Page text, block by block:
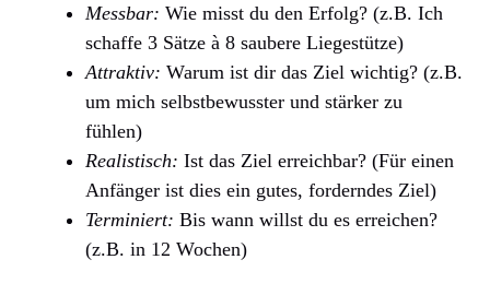
Messbar: Wie misst du den Erfolg? (z.B. Ich
schaffe 3 Sätze à 8 saubere Liegestütze)
Attraktiv: Warum ist dir das Ziel wichtig? (z.B.
um mich selbstbewusster und stärker zu
fühlen)
Realistisch: Ist das Ziel erreichbar? (Für einen
Anfänger ist dies ein gutes, forderndes Ziel)
Terminiert: Bis wann willst du es erreichen?
(z.B. in 12 Wochen)